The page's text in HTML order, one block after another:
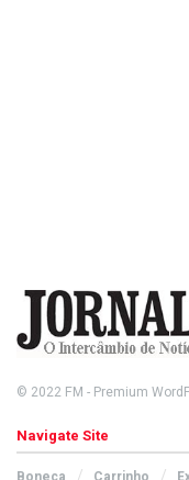
© 2022 FM - Premium
Navigate Site